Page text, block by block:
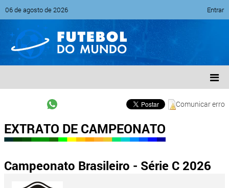
06 de agosto de 2026 Entrar
Comunicar erro
EXTRATO DE CAMPEONATO
Campeonato Brasileiro - Série C 2026